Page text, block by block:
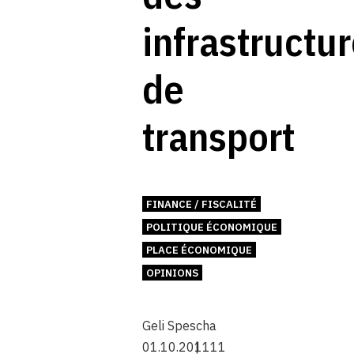
de
transport
FINANCE / FISCALITÉ
POLITIQUE ÉCONOMIQUE
PLACE ÉCONOMIQUE
OPINIONS
Geli Spescha
01.10.201111